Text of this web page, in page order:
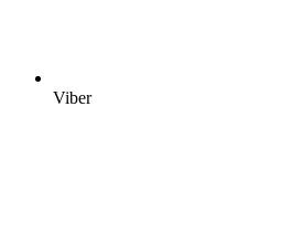
Viber